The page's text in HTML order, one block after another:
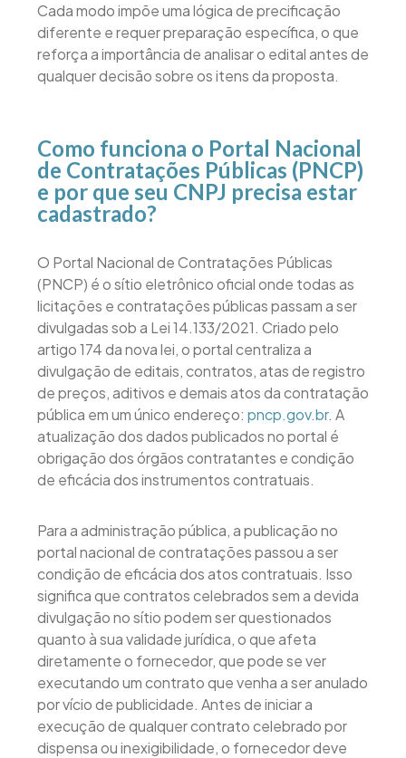
Cada modo impõe uma lógica de precificação
diferente e requer preparação específica, o que
reforça a importância de analisar o edital antes de
qualquer decisão sobre os itens da proposta.
Como funciona o Portal Nacional
de Contratações Públicas (PNCP)
e por que seu CNPJ precisa estar
cadastrado?
O Portal Nacional de Contratações Públicas
(PNCP) é o sítio eletrônico oficial onde todas as
licitações e contratações públicas passam a ser
divulgadas sob a Lei 14.133/2021. Criado pelo
artigo 174 da nova lei, o portal centraliza a
divulgação de editais, contratos, atas de registro
de preços, aditivos e demais atos da contratação
pública em um único endereço: pncp.gov.br. A
atualização dos dados publicados no portal é
obrigação dos órgãos contratantes e condição
de eficácia dos instrumentos contratuais.
Para a administração pública, a publicação no
portal nacional de contratações passou a ser
condição de eficácia dos atos contratuais. Isso
significa que contratos celebrados sem a devida
divulgação no sítio podem ser questionados
quanto à sua validade jurídica, o que afeta
diretamente o fornecedor, que pode se ver
executando um contrato que venha a ser anulado
por vício de publicidade. Antes de iniciar a
execução de qualquer contrato celebrado por
dispensa ou inexigibilidade, o fornecedor deve